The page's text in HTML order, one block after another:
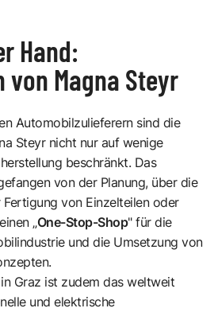
Hand:
von Magna Steyr
Automobilzulieferern sind die
Steyr nicht nur auf wenige
beschränkt. Das
von der Planung, über die
von Einzelteilen oder
„One-Stop-Shop" für die
und die Umsetzung von
Graz ist zudem das weltweit
und elektrische